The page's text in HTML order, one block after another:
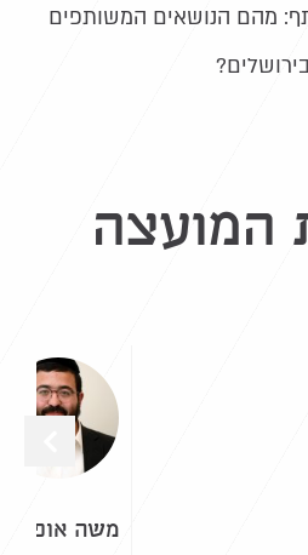
מהם הנושאים המשותפים
המועצה
משה אופן